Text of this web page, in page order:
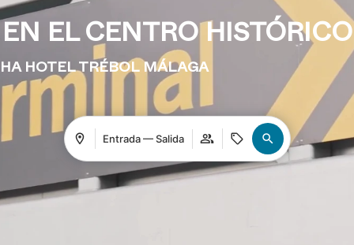
EN EL CENTRO HISTÓRICO
HA HOTEL TRÉBOL MÁLAGA
Entrada — Salida